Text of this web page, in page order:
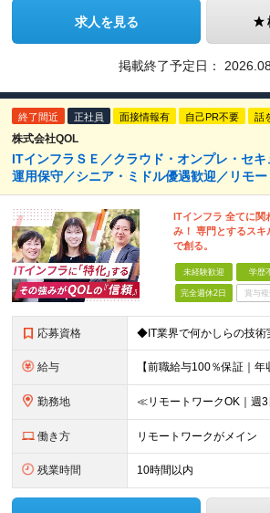
求人を見る
掲載終了予定日：
終了間近 正社員 面接情報有 自己PR不要 話
株式会社QOL
ITインフラＳＥ／クラウド・オンプレ・セ
運用保守／シニア・ミドル優遇歓迎／リモ
ITインフラ 全てに関
み！ 専門とするスキ
で創る。
未経験歓迎 学歴
完全週休2日 賞与複
応募資格
給与
勤務地
働き方 リモートワークがメイン
残業時間 10時間以内